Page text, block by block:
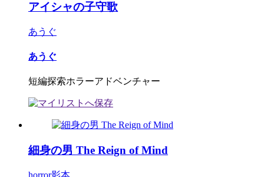
アイシャの子守歌
あうぐ
あうぐ
短編探索ホラーアドベンチャー
細身の男 The Reign of Mind
horror影本